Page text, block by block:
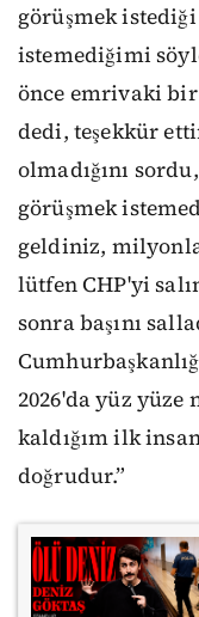
görüşmek
istemediğimi
önce emrivaki
dedi, teşekkür
olmadığını
görüşmek
geldiniz,
lütfen CHP'yi
sonra başını
2026'da yüz
kaldığım ilk
doğrudur.”